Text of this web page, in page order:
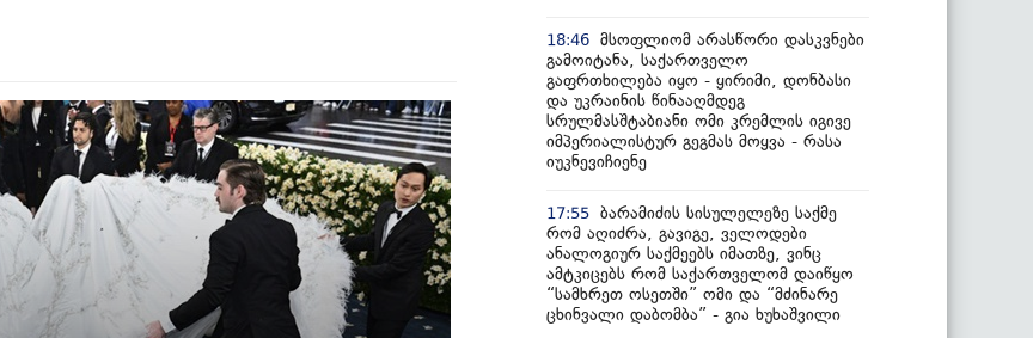
18:46 მსოფლიომ არასწორი დასკვნები
გამოიტანა, საქართველო
გაფრთხილება იყო - ყირიმი, დონბასი
და უკრაინის წინააღმდეგ
სრულმასშტაბიანი ომი კრემლის იგივე
იმპერიალისტურ გეგმას მოყვა - რასა
იუკნევიჩიენე
17:55 ბარამიძის სისულელეზე საქმე
რომ აღიძრა, გავიგე, ველოდები
ანალოგიურ საქმეებს იმათზე, ვინც
ამტკიცებს რომ საქართველომ დაიწყო
“სამხრეთ ოსეთში” ომი და “მძინარე
ცხინვალი დაბომბა” - გია ხუხაშვილი